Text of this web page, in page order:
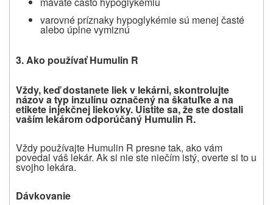
varovné príznaky hypoglykémie sú menej časté
alebo úplne vymiznú
3. Ako používať Humulin R
Vždy, keď dostanete liek v lekárni, skontrolujte
názov a typ inzulínu označený na škatuľke a na
etikete injekčnej liekovky. Uistite sa, že ste dostali
vaším lekárom odporúčaný Humulin R.
Vždy používajte Humulin R presne tak, ako vám
povedal váš lekár. Ak si nie ste niečím istý, overte si to u
svojho lekára.
Dávkovanie